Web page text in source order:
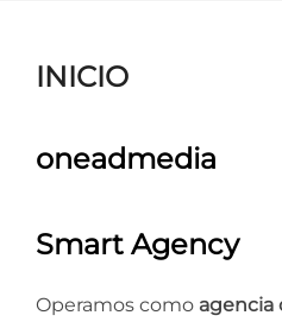
INICIO
oneadmedia
Smart Agency
Operamos como agencia